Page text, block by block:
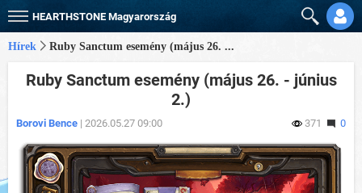
HEARTHSTONE Magyarország
Hírek Ruby Sanctum esemény (május 26. ...
Ruby Sanctum esemény (május 26. - június
2.)
Borovi Bence | 2026.05.27 09:00 371 0